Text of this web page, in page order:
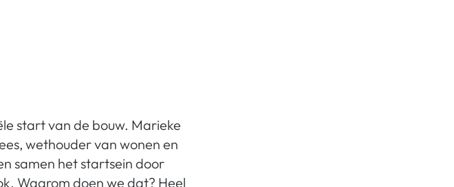
start van de bouw. Marieke
wethouder van wonen en
samen het startsein door
Waarom doen we dat? Heel